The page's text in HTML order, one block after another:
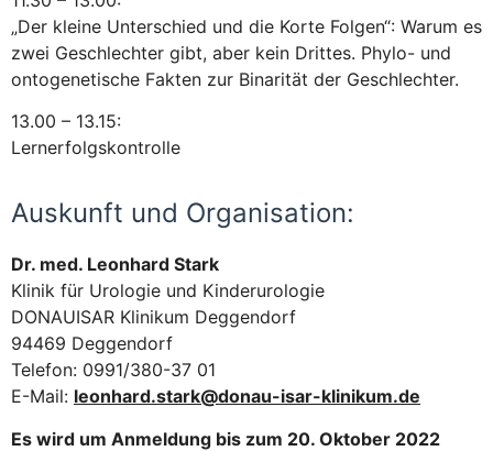
„Der kleine Unterschied und die Korte Folgen“: Warum es
zwei Geschlechter gibt, aber kein Drittes. Phylo- und
ontogenetische Fakten zur Binarität der Geschlechter.
13.00 – 13.15:
Lernerfolgskontrolle
Auskunft und Organisation:
Dr. med. Leonhard Stark
Klinik für Urologie und Kinderurologie
DONAUISAR Klinikum Deggendorf
94469 Deggendorf
Telefon: 0991/380-37 01
E-Mail: leonhard.stark@donau-isar-klinikum.de
Es wird um Anmeldung bis zum 20. Oktober 2022